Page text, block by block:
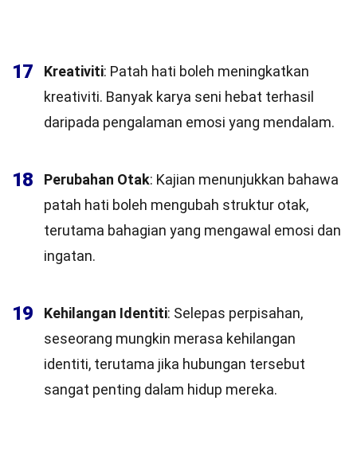
17 Kreativiti: Patah hati boleh meningkatkan
kreativiti. Banyak karya seni hebat terhasil
daripada pengalaman emosi yang mendalam.
18 Perubahan Otak: Kajian menunjukkan bahawa
patah hati boleh mengubah struktur otak,
terutama bahagian yang mengawal emosi dan
ingatan.
19 Kehilangan Identiti: Selepas perpisahan,
seseorang mungkin merasa kehilangan
identiti, terutama jika hubungan tersebut
sangat penting dalam hidup mereka.